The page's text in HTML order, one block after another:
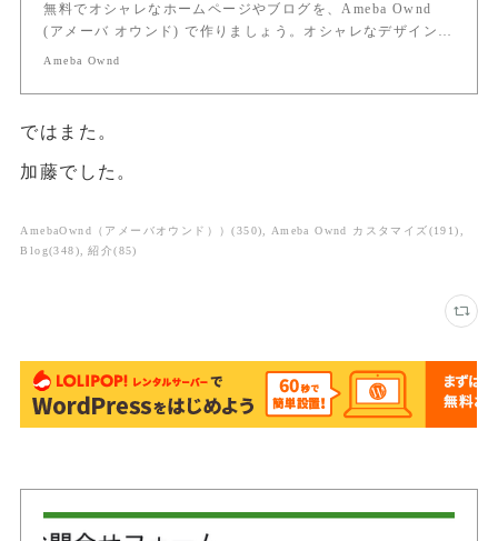
無料でオシャレなホームページやブログを、Ameba Ownd
(アメーバ オウンド) で作りましょう。オシャレなデザイン…
Ameba Ownd
ではまた。
加藤でした。
AmebaOwnd（アメーバオウンド））(350) Ameba Ownd カスタマイズ (191)
Blog(348) 紹介(85)